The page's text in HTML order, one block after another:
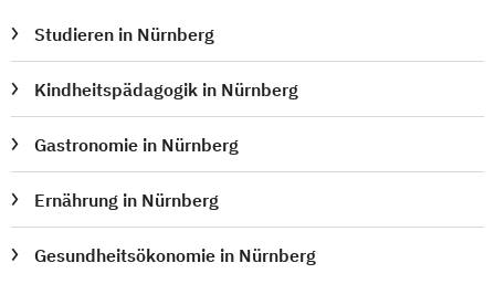
Studieren in Nürnberg
Kindheitspädagogik in Nürnberg
Gastronomie in Nürnberg
Ernährung in Nürnberg
Gesundheitsökonomie in Nürnberg